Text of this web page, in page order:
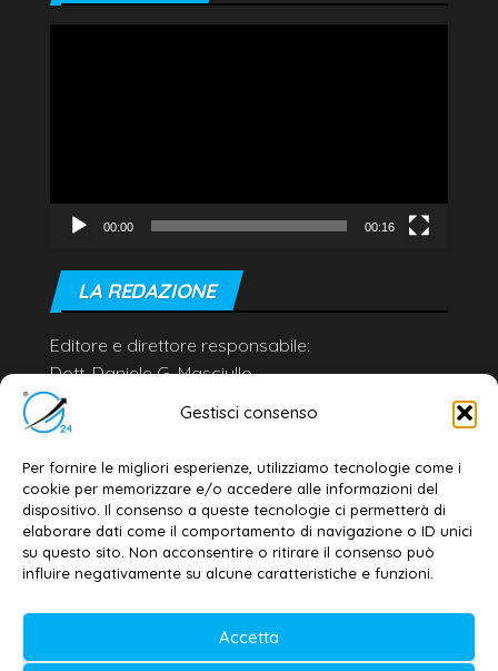
Gestisci consenso
Per fornire le migliori esperienze, utilizziamo tecnologie come i
cookie per memorizzare e/o accedere alle informazioni del
dispositivo. Il consenso a queste tecnologie ci permetterà di
elaborare dati come il comportamento di navigazione o ID unici
su questo sito. Non acconsentire o ritirare il consenso può
influire negativamente su alcune caratteristiche e funzioni.
Accetta
00:00 00:16
LA REDAZIONE
Editore e direttore responsabile:
Dott. Daniele G. Masciullo
Email:
redazione@galatina24.it
Privacy policy–Cookie policy
© 2020-2026 | Galatina24 ®
Testata iscritta al n. 11/2020 Registro della
Stampa Tribunale di Lecce